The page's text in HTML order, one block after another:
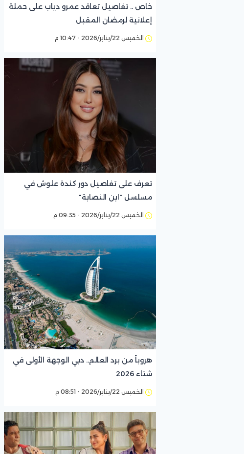
خاص .. تفاصيل تعاقد عمرو دياب على حملة
إعلانية لرمضان المقبل
الخميس 22/يناير/2026 - 10:47 م
تعرف على تفاصيل دور كندة علوش في
مسلسل "ابن النصابة"
الخميس 22/يناير/2026 - 09:35 م
هروباً من برد العالم.. دبي الوجهة الأولى في
شتاء 2026
الخميس 22/يناير/2026 - 08:51 م